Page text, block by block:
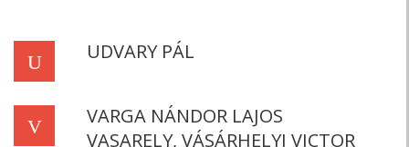
U UDVARY PÁL
V
VARGA NÁNDOR LAJOS
VASARELY, VÁSÁRHELYI VICTOR